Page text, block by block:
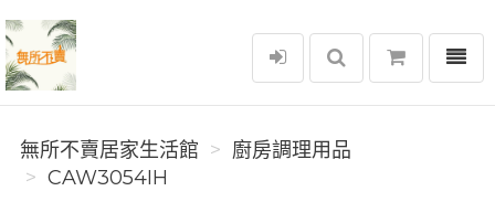
無所不賣居家生活館
選單
無所不賣居家生活館
廚房調理用品
CAW3054IH